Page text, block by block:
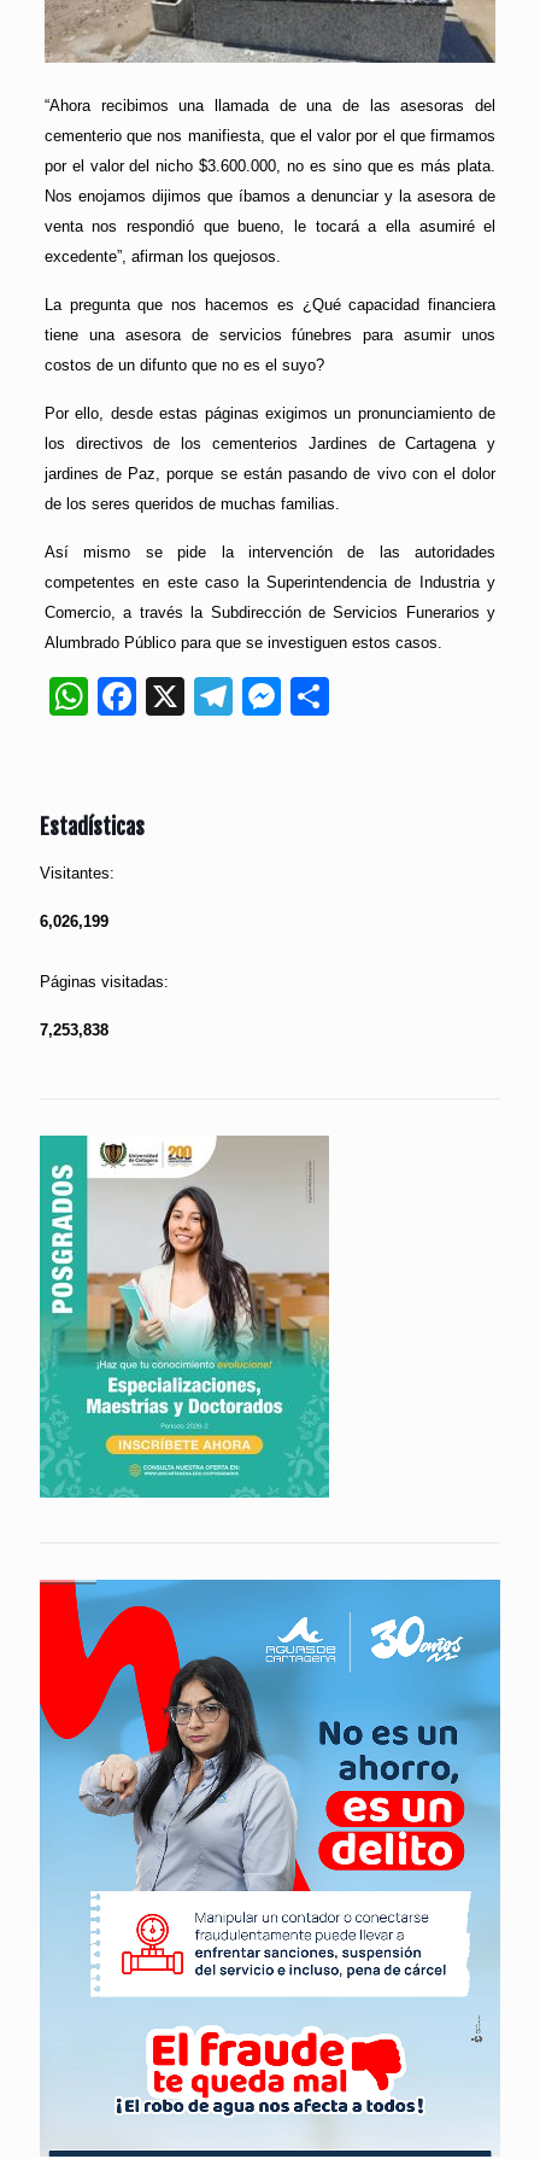
“Ahora recibimos una llamada de una de las asesoras del
cementerio que nos manifiesta, que el valor por el que firmamos
por el valor del nicho $3.600.000, no es sino que es más plata.
Nos enojamos dijimos que íbamos a denunciar y la asesora de
venta nos respondió que bueno, le tocará a ella asumiré el
excedente”, afirman los quejosos.
La pregunta que nos hacemos es ¿Qué capacidad financiera
tiene una asesora de servicios fúnebres para asumir unos
costos de un difunto que no es el suyo?
Por ello, desde estas páginas exigimos un pronunciamiento de
los directivos de los cementerios Jardines de Cartagena y
jardines de Paz, porque se están pasando de vivo con el dolor
de los seres queridos de muchas familias.
Así mismo se pide la intervención de las autoridades
competentes en este caso la Superintendencia de Industria y
Comercio, a través la Subdirección de Servicios Funerarios y
Alumbrado Público para que se investiguen estos casos.
WhatsApp
Facebook
X Telegram
Messenger
Estadísticas
Visitantes:
6,026,199
Páginas visitadas:
7,253,838